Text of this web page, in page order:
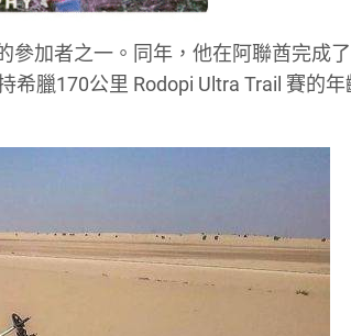
參加者之一。同年，他在阿聯酋完成
臘170公里 Rodopi Ultra Trail 賽的年